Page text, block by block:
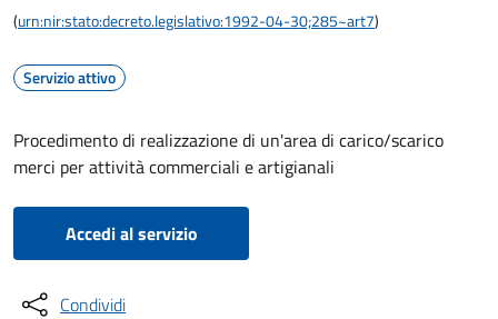
(urn:nir:stato:decreto.legislativo:1992-04-30;285~art7)
Servizio attivo
Procedimento di realizzazione di un'area di carico/scarico
merci per attività commerciali e artigianali
Accedi al servizio
Condividi